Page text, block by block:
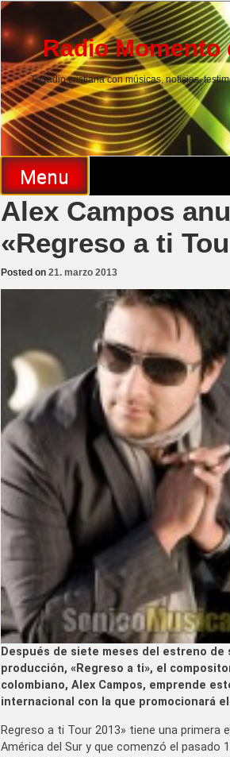
Skip
to
contentRadio Momento
Tu radio cristiana con músicas, noticias,
Menu
Alex Campos
«Regreso a ti
Posted on 21. marzo 2013
Después de siete meses del estreno de
producción, «Regreso a ti», el
colombiano, Alex Campos, emprende
internacional con la que promocionará el
Regreso a ti Tour 2013» tiene una primera
América del Sur y que comenzó el pasado